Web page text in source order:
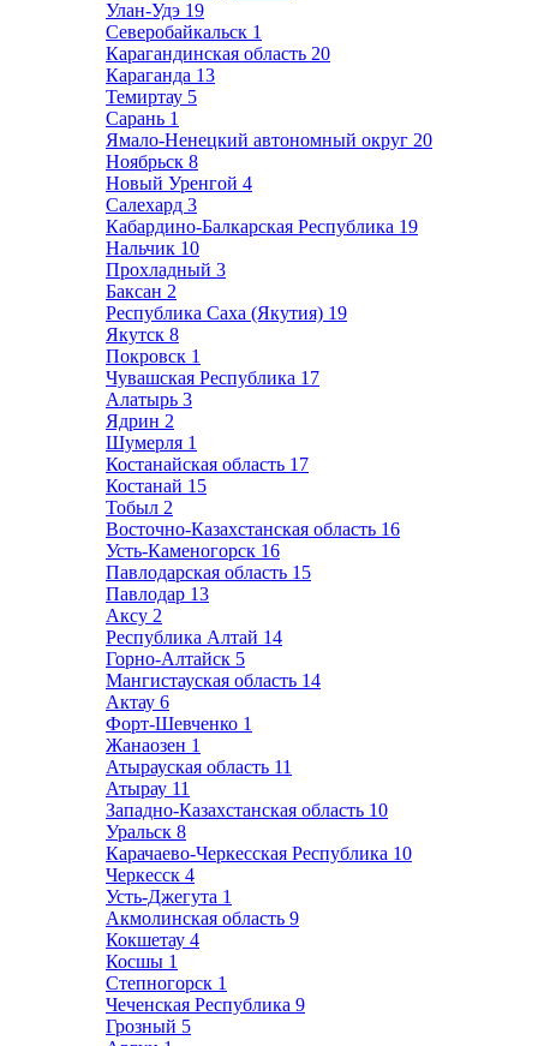
Улан-Удэ 19
Северобайкальск 1
Карагандинская область 20
Караганда 13
Темиртау 5
Сарань 1
Ямало-Ненецкий автономный округ 20
Ноябрьск 8
Новый Уренгой 4
Салехард 3
Кабардино-Балкарская Республика 19
Нальчик 10
Прохладный 3
Баксан 2
Республика Саха (Якутия) 19
Якутск 8
Покровск 1
Чувашская Республика 17
Алатырь 3
Ядрин 2
Шумерля 1
Костанайская область 17
Костанай 15
Тобыл 2
Восточно-Казахстанская область 16
Усть-Каменогорск 16
Павлодарская область 15
Павлодар 13
Аксу 2
Республика Алтай 14
Горно-Алтайск 5
Мангистауская область 14
Актау 6
Форт-Шевченко 1
Жанаозен 1
Атырауская область 11
Атырау 11
Западно-Казахстанская область 10
Уральск 8
Карачаево-Черкесская Республика 10
Черкесск 4
Усть-Джегута 1
Акмолинская область 9
Кокшетау 4
Косшы 1
Степногорск 1
Чеченская Республика 9
Грозный 5